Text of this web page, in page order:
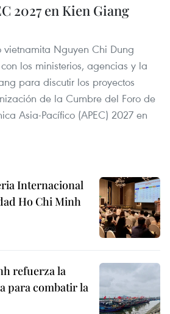
2027 en Kien Giang
vietnamita Nguyen Chi Dung
los ministerios, agencias y la
para discutir los proyectos
de la Cumbre del Foro de
Asia-Pacífico (APEC) 2027 en
Internacional
Ho Chi Minh
refuerza la
para combatir la